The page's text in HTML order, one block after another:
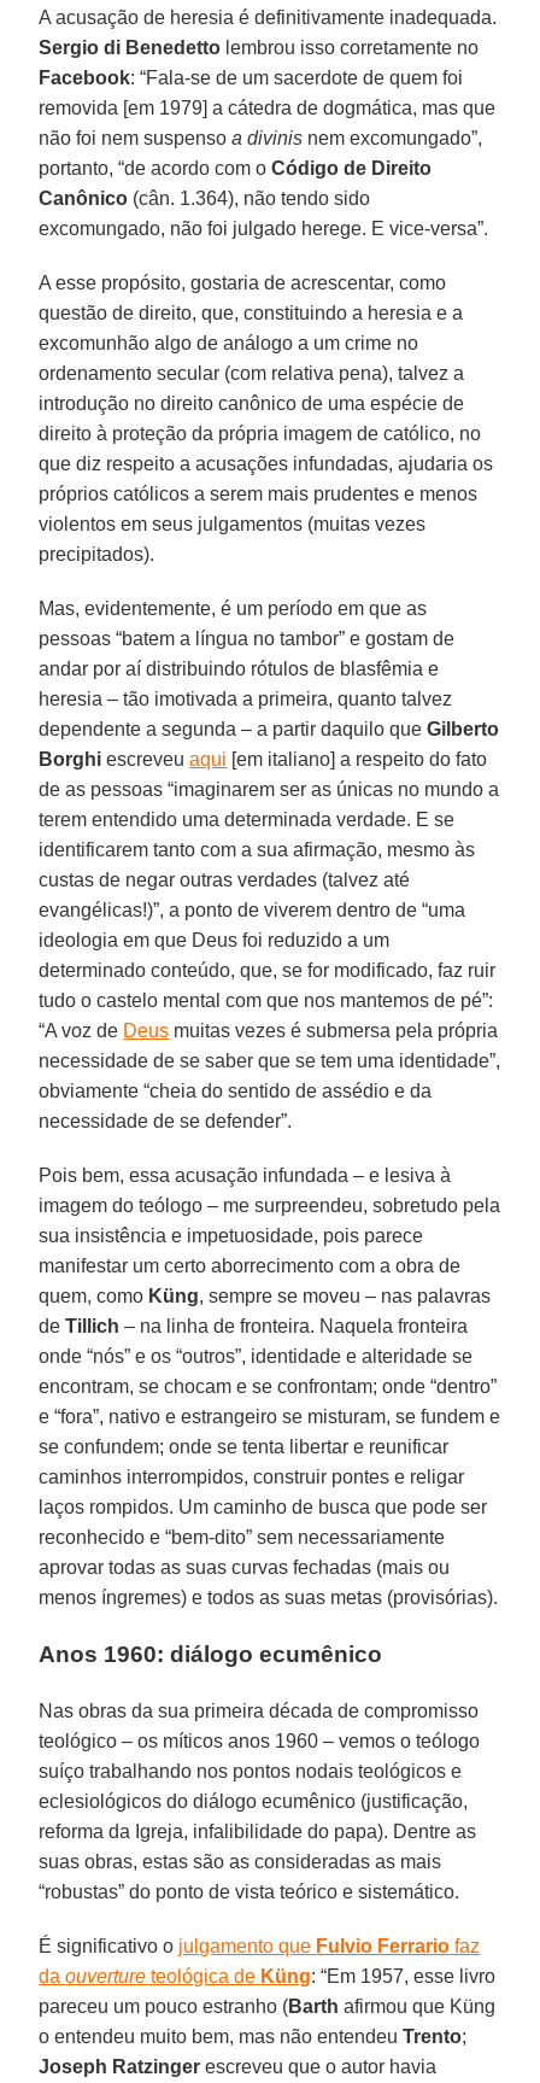
A acusação de heresia é definitivamente inadequada.
Sergio di Benedetto lembrou isso corretamente no
Facebook: “Fala-se de um sacerdote de quem foi
removida [em 1979] a cátedra de dogmática, mas que
não foi nem suspensoa divinis nem excomungado”,
portanto, “de acordo com oCódigo de Direito
Canônico (cân. 1.364), não tendo sido
excomungado, não foi julgado herege. E vice-versa”.
A esse propósito, gostaria de acrescentar, como
questão de direito, que, constituindo a heresia e a
excomunhão algo de análogo a um crime no
ordenamento secular (com relativa pena), talvez a
introdução no direito canônico de uma espécie de
direito à proteção da própria imagem de católico, no
que diz respeito a acusações infundadas, ajudaria os
próprios católicos a serem mais prudentes e menos
violentos em seus julgamentos (muitas vezes
precipitados).
Mas, evidentemente, é um período em que as
pessoas “batem a língua no tambor” e gostam de
andar por aí distribuindo rótulos de blasfêmia e
heresia – tão imotivada a primeira, quanto talvez
dependente a segunda – a partir daquilo queGilberto
Borghi escreveuaqui [em italiano] a respeito do fato
de as pessoas “imaginarem ser as únicas no mundo a
terem entendido uma determinada verdade. E se
identificarem tanto com a sua afirmação, mesmo às
custas de negar outras verdades (talvez até
evangélicas!)”, a ponto de viverem dentro de “uma
ideologia em que Deus foi reduzido a um
determinado conteúdo, que, se for modificado, faz ruir
tudo o castelo mental com que nos mantemos de pé”:
“A voz de Deus muitas vezes é submersa pela própria
necessidade de se saber que se tem uma identidade”,
obviamente “cheia do sentido de assédio e da
necessidade de se defender”.
Pois bem, essa acusação infundada – e lesiva à
imagem do teólogo – me surpreendeu, sobretudo pela
sua insistência e impetuosidade, pois parece
manifestar um certo aborrecimento com a obra de
quem, como Küng, sempre se moveu – nas palavras
deTillich – na linha de fronteira. Naquela fronteira
onde “nós” e os “outros”, identidade e alteridade se
encontram, se chocam e se confrontam; onde “dentro”
e “fora”, nativo e estrangeiro se misturam, se fundem e
se confundem; onde se tenta libertar e reunificar
caminhos interrompidos, construir pontes e religar
laços rompidos. Um caminho de busca que pode ser
reconhecido e “bem-dito” sem necessariamente
aprovar todas as suas curvas fechadas (mais ou
menos íngremes) e todos as suas metas (provisórias).
Anos 1960: diálogo ecumênico
Nas obras da sua primeira década de compromisso
teológico – os míticos anos 1960 – vemos o teólogo
suíço trabalhando nos pontos nodais teológicos e
eclesiológicos do diálogo ecumênico (justificação,
reforma da Igreja, infalibilidade do papa). Dentre as
suas obras, estas são as consideradas as mais
“robustas” do ponto de vista teórico e sistemático.
É significativo o julgamento que Fulvio Ferrario faz
daouverture teológica de Küng: “Em 1957, esse livro
pareceu um pouco estranho (Barth afirmou que Küng
o entendeu muito bem, mas não entendeuTrento;
Joseph Ratzinger escreveu que o autor havia